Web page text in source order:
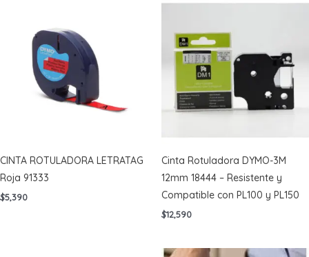
CINTA ROTULADORA LETRATAG
Roja 91333
$5,390
Cinta Rotuladora DYMO-3M
12mm 18444 – Resistente y
Compatible con PL100 y PL150
$12,590